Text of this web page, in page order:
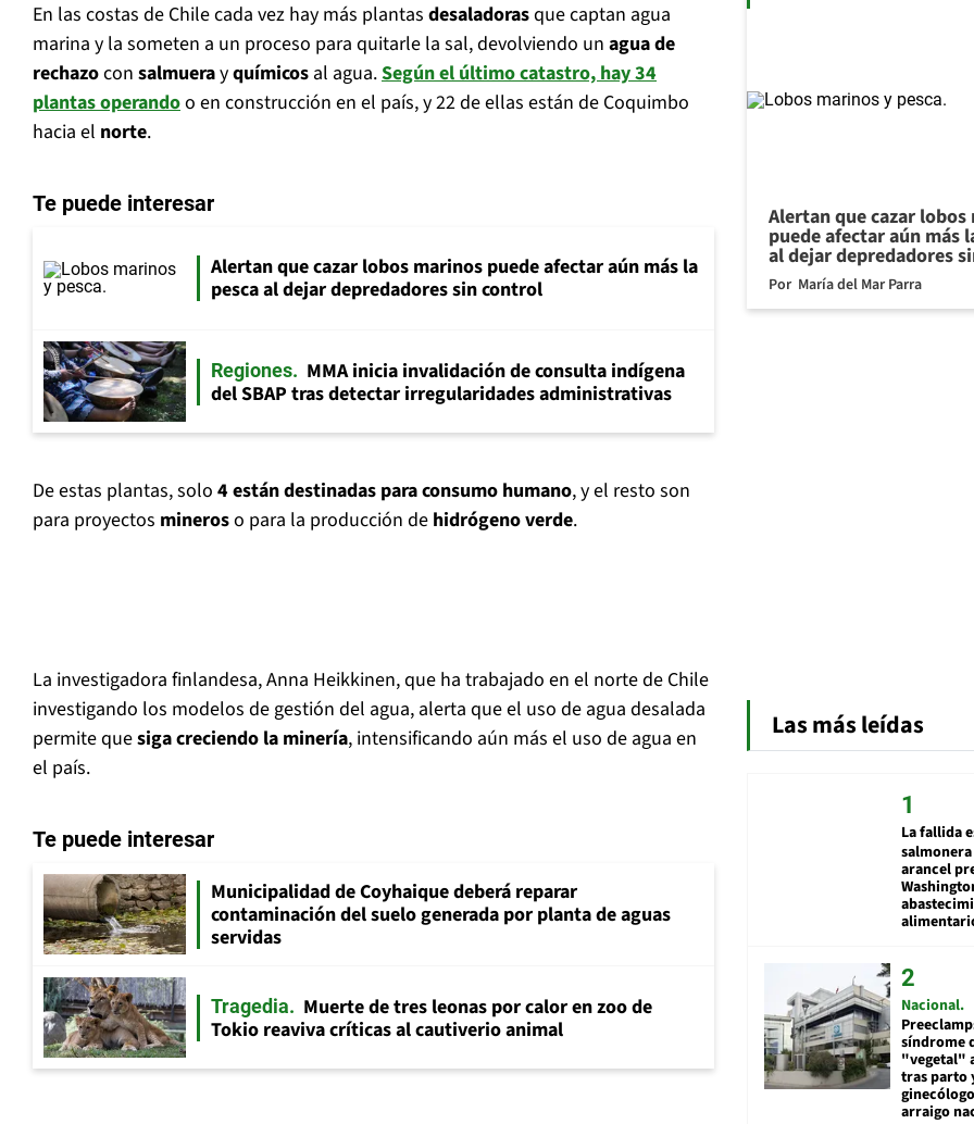
En las costas de Chile cada vez hay más plantas desaladorasque captan agua
marina y la someten a un proceso para quitarle la sal, devolviendo un agua de
rechazocon salmuerayquímicos al agua.Según el último catastro, hay 34
plantas operandoo en construcción en el país, y 22 de ellas están de Coquimbo
hacia el norte.
Te puede interesar
Alertan que cazar lobos marinos puede afectar aún más la
pesca al dejar depredadores sin control
Regiones
MMA inicia invalidación de consulta indígena
del SBAP tras detectar irregularidades administrativas
De estas plantas, solo 4 están destinadas para consumo humano, y el resto son
para proyectos mineroso para la producción de hidrógeno verde.
La investigadora finlandesa, Anna Heikkinen, que ha trabajado en el norte de Chile
investigando los modelos de gestión del agua, alerta que el uso de agua desalada
permite quesiga creciendo la minería, intensificando aún más el uso de agua en
el país.
Te puede interesar
Municipalidad de Coyhaique deberá reparar
contaminación del suelo generada por planta de aguas
servidas
Tragedia
Muerte de tres leonas por calor en zoo de
Tokio reaviva críticas al cautiverio animal
Alertan que cazar lobos
puede afectar aún más
al dejar depredadores
Por María del Mar Parra
Las más leídas
La fallida
arancel
Nacional
síndrome
"vegetal"
tras parto
arraigo